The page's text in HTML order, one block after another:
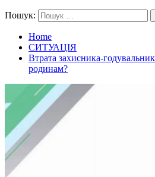
Пошук:
Home
СИТУАЦІЯ
Втрата захисника-
родинам?